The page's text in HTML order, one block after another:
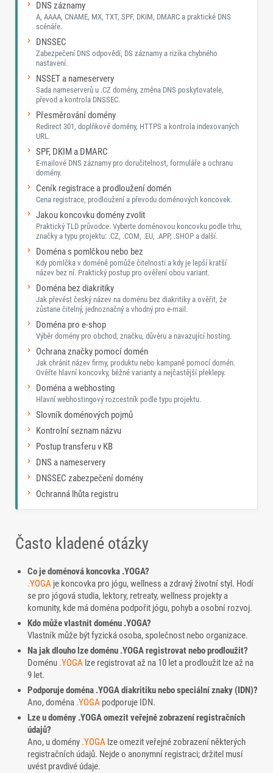
DNS záznamy
A, AAAA, CNAME, MX, TXT, SPF, DKIM, DMARC a praktické DNS
scénáře.
DNSSEC
Zabezpečení DNS odpovědí, DS záznamy a rizika chybného
nastavení.
NSSET a nameservery
Sada nameserverů u .CZ domény, změna DNS poskytovatele,
převod a kontrola DNSSEC.
Přesměrování domény
Redirect 301, doplňkové domény, HTTPS a kontrola indexovaných
URL.
SPF, DKIM a DMARC
E-mailové DNS záznamy pro doručitelnost, formuláře a ochranu
domény.
Ceník registrace a prodloužení domén
Cena registrace, prodloužení a převodu doménových koncovek.
Jakou koncovku domény zvolit
Praktický TLD průvodce. Vyberte doménovou koncovku podle trhu,
značky a typu projektu: .CZ, .COM, .EU, .APP, .SHOP a další.
Doména s pomlčkou nebo bez
Kdy pomlčka v doméně pomůže čitelnosti a kdy je lepší kratší
název bez ní. Praktický postup pro ověření obou variant.
Doména bez diakritiky
Jak převést český název na doménu bez diakritiky a ověřit, že
zůstane čitelný, jednoznačný a vhodný pro e-mail.
Doména pro e-shop
Výběr domény pro obchod, značku, důvěru a navazující hosting.
Ochrana značky pomocí domén
Jak chránit název firmy, produktu nebo kampaně pomocí domén.
Ověřte hlavní koncovky, běžné varianty a nejčastější překlepy.
Doména a webhosting
Hlavní webhostingový rozcestník podle typu projektu.
Slovník doménových pojmů
Kontrolní seznam názvu
Postup transferu v KB
DNS a nameservery
DNSSEC zabezpečení domény
Ochranná lhůta registru
Často kladené otázky
Co je doménová koncovka .YOGA?
.YOGA je koncovka pro jógu, wellness a zdravý životní styl. Hodí
se pro jógová studia, lektory, retreaty, wellness projekty a
komunity, kde má doména podpořit jógu, pohyb a osobní rozvoj.
Kdo může vlastnit doménu .YOGA?
Vlastník může být fyzická osoba, společnost nebo organizace.
Na jak dlouho lze doménu .YOGA registrovat nebo prodloužit?
Doménu .YOGA lze registrovat až na 10 let a prodloužit lze až na
9 let.
Podporuje doména .YOGA diakritiku nebo speciální znaky (IDN)?
Ano, doména .YOGA podporuje IDN.
Lze u domény .YOGA omezit veřejné zobrazení registračních
údajů?
Ano, u domény .YOGA lze omezit veřejné zobrazení některých
registračních údajů. Nejde o anonymní registraci; držitel musí
uvést pravdivé údaje.